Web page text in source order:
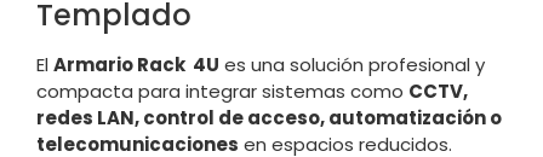
Templado
El Armario Rack 4U es una solución profesional y
compacta para integrar sistemas como CCTV,
redes LAN, control de acceso, automatización o
telecomunicaciones en espacios reducidos.